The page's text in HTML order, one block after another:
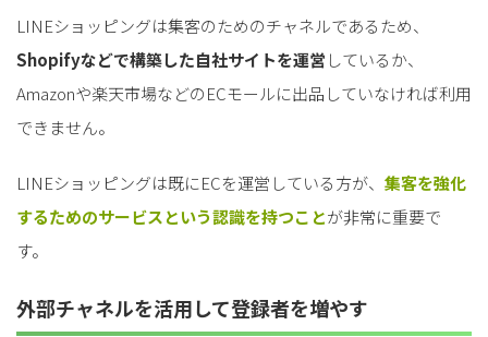
LINEショッピングは集客のためのチャネルであるため、
Shopifyなどで構築した自社サイトを運営 しているか、
Amazonや楽天市場などのECモールに出品していなければ利用
できません。
LINEショッピングは既にECを運営している方が、 集客を強化
するためのサービスという認識を持つことが非常に重要で
す。
外部チャネルを活用して登録者を増やす